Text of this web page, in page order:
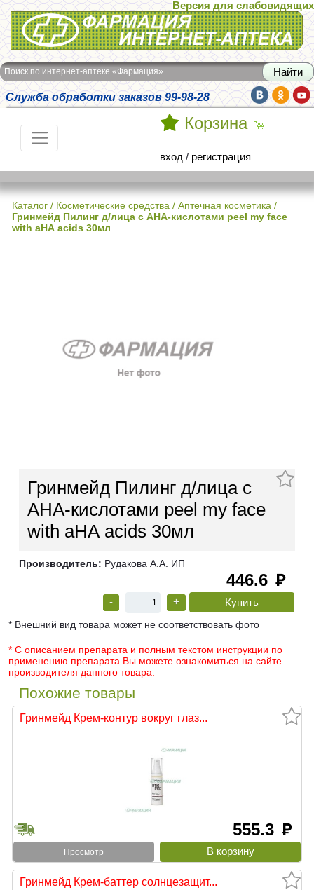
Интернет-аптека Фармация
Версия для слабовидящих
Поиск по интернет-аптеке «Фармация»
Служба обработки заказов 99-98-28
Корзина
вход / регистрация
Каталог / Косметические средства / Аптечная косметика /
Гринмейд Пилинг д/лица с АНА-кислотами peel my face
with aНА acids 30мл
Гринмейд Пилинг д/лица с
АНА-кислотами peel my face
with aНА acids 30мл
Производитель: Рудакова А.А. ИП
446.6 руб
- +
* Внешний вид товара может не соответствовать фото
* С описанием препарата и полным текстом инструкции по
применению препарата Вы можете ознакомиться на сайте
производителя данного товара.
Похожие товары
Гринмейд Крем-контур вокруг глаз...
555.3 руб
Просмотр
Гринмейд Крем-баттер солнцезащит...